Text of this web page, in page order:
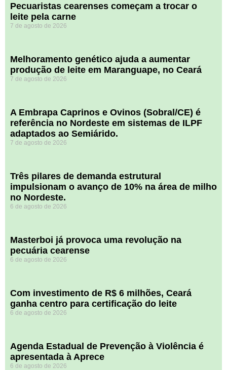
Pecuaristas cearenses começam a trocar o
leite pela carne
7 de agosto de 2026
Melhoramento genético ajuda a aumentar
produção de leite em Maranguape, no Ceará
7 de agosto de 2026
A Embrapa Caprinos e Ovinos (Sobral/CE) é
referência no Nordeste em sistemas de ILPF
adaptados ao Semiárido.
7 de agosto de 2026
​Três pilares de demanda estrutural
impulsionam o avanço de 10% na área de milho
no Nordeste.
6 de agosto de 2026
Masterboi já provoca uma revolução na
pecuária cearense
6 de agosto de 2026
Com investimento de R$ 6 milhões, Ceará
ganha centro para certificação do leite
6 de agosto de 2026
Agenda Estadual de Prevenção à Violência é
apresentada à Aprece
6 de agosto de 2026